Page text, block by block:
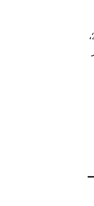
تهدف من خلال هذه الخطوة، التي تأتي على غرار العملية المقرة في مارس 2022،